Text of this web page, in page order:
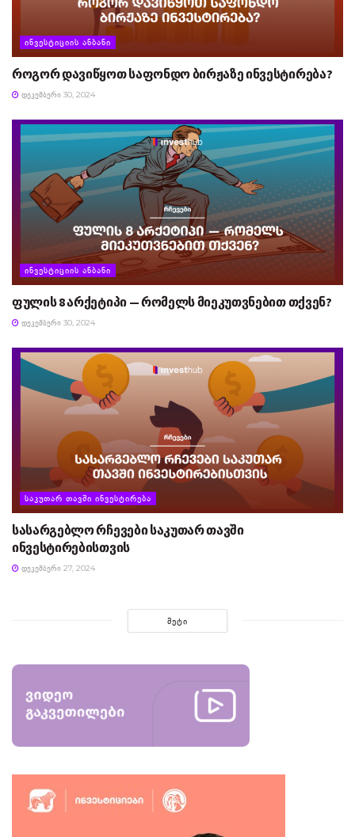
ᲘᲜᲕᲔᲡᲢᲘᲪᲘᲘᲡ ᲐᲜᲑᲐᲜᲘ
როგორ დავიწყოთ საფონდო ბირჟაზე ინვესტირება?
ᲓᲔᲙᲔᲛᲑᲔᲠᲘ 30, 2024
ᲘᲜᲕᲔᲡᲢᲘᲪᲘᲘᲡ ᲐᲜᲑᲐᲜᲘ
ფულის 8 არქეტიპი — რომელს მიეკუთვნებით თქვენ?
ᲓᲔᲙᲔᲛᲑᲔᲠᲘ 30, 2024
ᲡᲐᲙᲣᲗᲐᲠ ᲗᲐᲕᲨᲘ ᲘᲜᲕᲔᲡᲢᲘᲠᲔᲑᲐ
სასარგებლო რჩევები საკუთარ თავში
ინვესტირებისთვის
ᲓᲔᲙᲔᲛᲑᲔᲠᲘ 27, 2024
ᲛᲔᲢᲘ